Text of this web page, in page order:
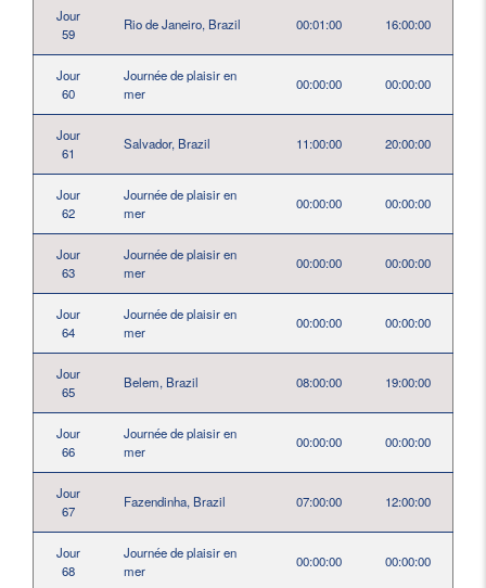
Jour
59
Rio de Janeiro, Brazil 00:01:00 16:00:00
Jour
60
Journée de plaisir en
mer
00:00:00 00:00:00
Jour
61
Salvador, Brazil 11:00:00 20:00:00
Jour
62
Journée de plaisir en
mer
00:00:00 00:00:00
Jour
63
Journée de plaisir en
mer
00:00:00 00:00:00
Jour
64
Journée de plaisir en
mer
00:00:00 00:00:00
Jour
65
Belem, Brazil 08:00:00 19:00:00
Jour
66
Journée de plaisir en
mer
00:00:00 00:00:00
Jour
67
Fazendinha, Brazil 07:00:00 12:00:00
Jour
68
Journée de plaisir en
mer
00:00:00 00:00:00